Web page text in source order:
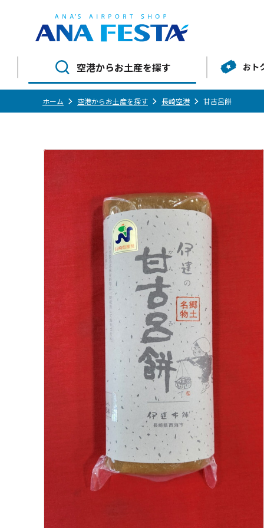
空港からお土産を探す おト
ホーム 空港からお土産を探す 長崎空港 甘古呂餅